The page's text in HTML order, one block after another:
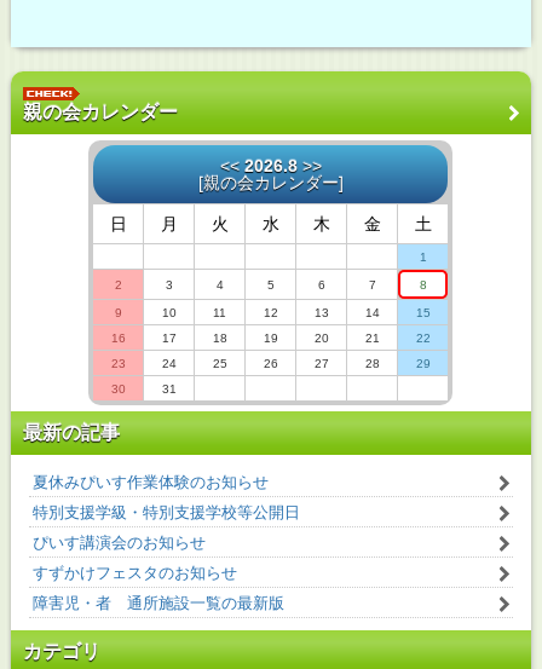
親の会カレンダー
<< 2026.8 >>
[親の会カレンダー]
日 月 火 水 木 金 土
1
2 3 4 5 6 7 8
9 10 11 12 13 14
15
16
17 18 19 20 21
22
23
24 25 26 27 28
29
30
31
最新の記事
夏休みぴいす作業体験のお知らせ
特別支援学級・特別支援学校等公開日
ぴいす講演会のお知らせ
すずかけフェスタのお知らせ
障害児・者 通所施設一覧の最新版
カテゴリ